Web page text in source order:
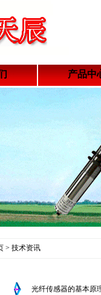
产品中
> 技术资讯
光纤传感器的基本原